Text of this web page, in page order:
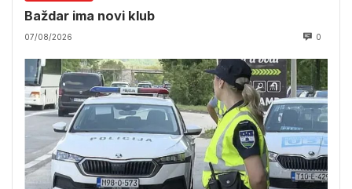
Baždar ima novi klub
07/08/2026 0